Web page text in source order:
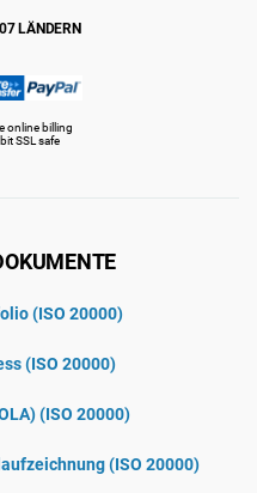
LÄNDERN
online billing
SSL safe
(ISO 20000)
(ISO 20000)
(ISO 20000)
(ISO 20000)